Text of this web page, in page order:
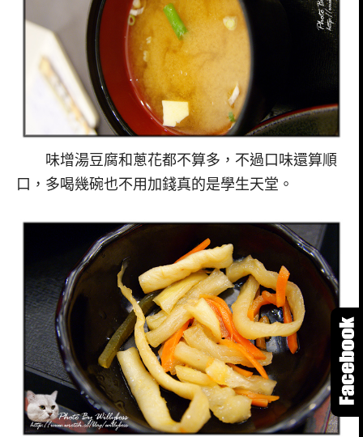
味增湯豆腐和蔥花都不算多，不過口味還算順
口，多喝幾碗也不用加錢真的是學生天堂。